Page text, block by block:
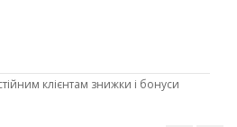
клієнтам знижки і бонуси